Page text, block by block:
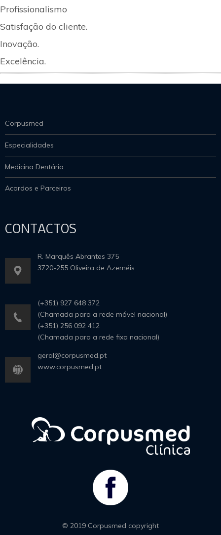
Profissionalismo
Satisfação do cliente.
Inovação.
Excelência.
Corpusmed
Especialidades
Medicina Dentária
Acordos e Parceiros
CONTACTOS
R. Marquês Abrantes 375
3720-255 Oliveira de Azeméis
(+351) 927 648 372
(Chamada para a rede móvel nacional)
(+351) 256 092 412
(Chamada para a rede fixa nacional)
geral@corpusmed.pt
www.corpusmed.pt
© 2019 Corpusmed copyright